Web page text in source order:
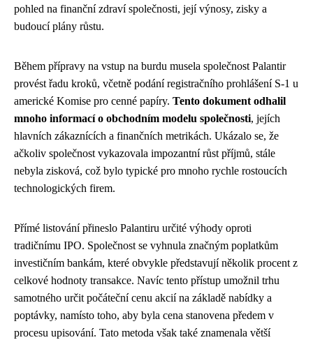
pohled na finanční zdraví společnosti, její výnosy, zisky a
budoucí plány růstu.
Během přípravy na vstup na burdu musela společnost Palantir
provést řadu kroků, včetně podání registračního prohlášení S-1 u
americké Komise pro cenné papíry. Tento dokument odhalil
mnoho informací o obchodním modelu společnosti, jejích
hlavních zákaznících a finančních metrikách. Ukázalo se, že
ačkoliv společnost vykazovala impozantní růst příjmů, stále
nebyla zisková, což bylo typické pro mnoho rychle rostoucích
technologických firem.
Přímé listování přineslo Palantiru určité výhody oproti
tradičnímu IPO. Společnost se vyhnula značným poplatkům
investičním bankám, které obvykle představují několik procent z
celkové hodnoty transakce. Navíc tento přístup umožnil trhu
samotného určit počáteční cenu akcií na základě nabídky a
poptávky, namísto toho, aby byla cena stanovena předem v
procesu upisování. Tato metoda však také znamenala větší